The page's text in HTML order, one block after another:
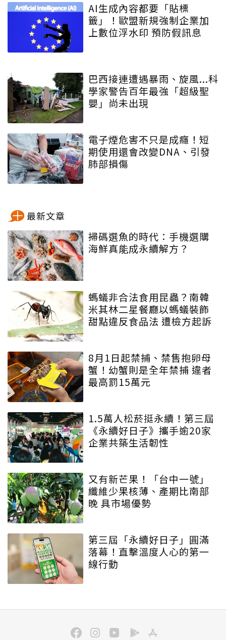
AI生成內容都要「貼標
籤」！歐盟新規強制企業加
上數位浮水印 預防假訊息
巴西接連遭遇暴雨、旋風...科
學家警告百年最強「超級聖
嬰」尚未出現
電子煙危害不只是成癮！短
期使用還會改變DNA、引發
肺部損傷
最新文章
掃碼選魚的時代：手機選購
海鮮真能成永續解方？
螞蟻非合法食用昆蟲？南韓
米其林二星餐廳以螞蟻裝飾
甜點違反食品法 遭檢方起訴
8月1日起禁捕、禁售抱卵母
蟹！幼蟹則是全年禁捕 違者
最高罰15萬元
1.5萬人松菸挺永續！第三屆
《永續好日子》攜手逾20家
企業共築生活韌性
又有新芒果！「台中一號」
纖維少果核薄、產期比南部
晚 具市場優勢
第三屆「永續好日子」圓滿
落幕！直擊溫度人心的第一
線行動